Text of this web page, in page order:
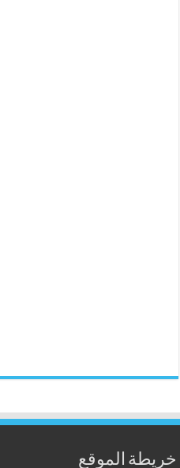
خريطة الموقع